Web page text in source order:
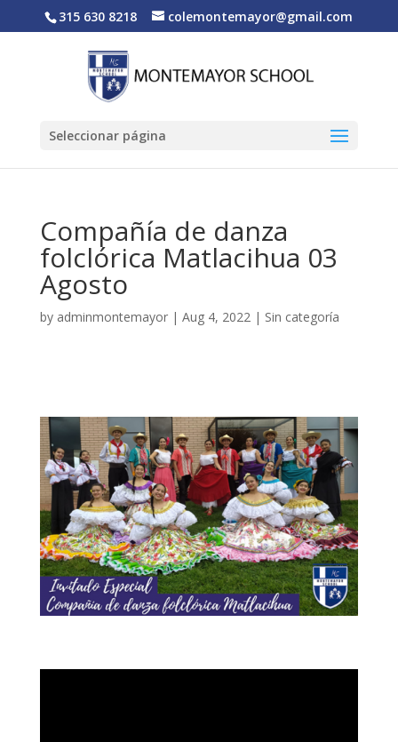
315 630 8218 colemontemayor@gmail.com
Seleccionar página
Compañía de danza
folclórica Matlacihua 03
Agosto
by adminmontemayor| Aug 4, 2022| Sin categoría